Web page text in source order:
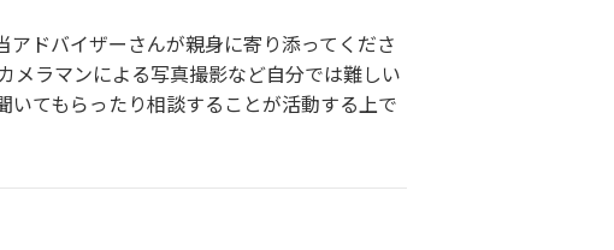
ドバイザーさんが親身に寄り添ってくださ
メラマンによる写真撮影など自分では難しい
てもらったり相談することが活動する上で